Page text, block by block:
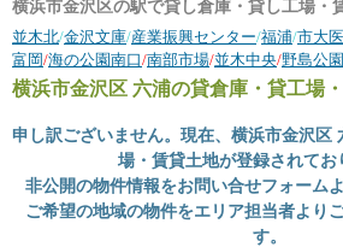
横浜市金沢区の駅で貸し倉庫・貸し工場・
並木北/金沢文庫/産業振興センター/福浦/市大
富岡/海の公園南口/南部市場/並木中央/野島公園
横浜市金沢区 六浦の貸倉庫・貸工場
申し訳ございません。現在、横浜市金沢区
場・賃貸土地が登録されてお
非公開の物件情報をお問い合せフォーム
ご希望の地域の物件をエリア担当者より
す。